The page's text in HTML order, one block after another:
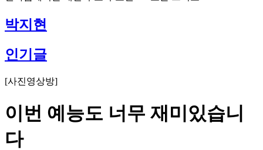
박지현
인기글
[사진영상방]
이번 예능도 너무 재미있습니
다